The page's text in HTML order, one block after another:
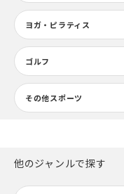
ヨガ・ピラティス
ゴルフ
その他スポーツ
他のジャンルで探す